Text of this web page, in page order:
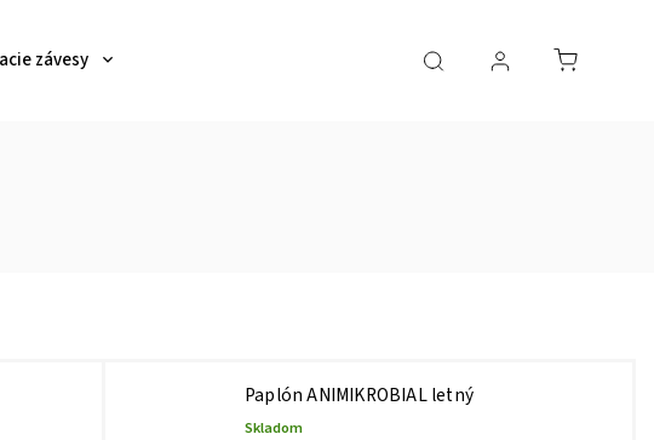
závesy
Paplón ANIMIKROBIAL letný
Skladom